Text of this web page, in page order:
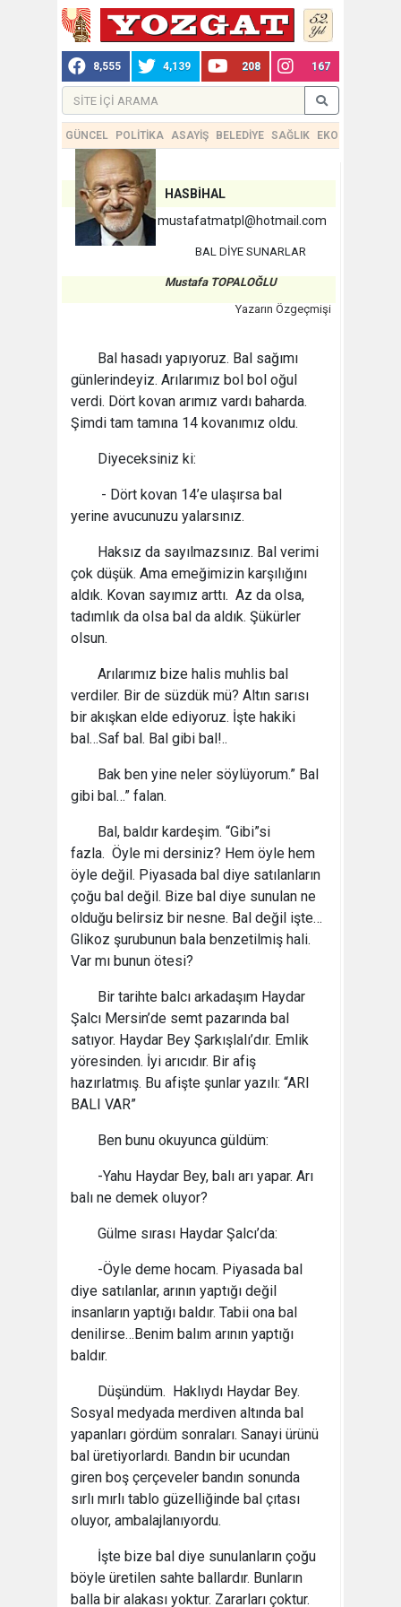
8,555 4,139 208 167
GÜNCEL POLİTİKA ASAYİŞ BELEDİYE SAĞLIK EKONOMİ
HASBİHAL
mustafatmatpl@hotmail.com
BAL DİYE SUNARLAR
Mustafa TOPALOĞLU
Yazarın Özgeçmişi
Bal hasadı yapıyoruz. Bal sağımı
günlerindeyiz. Arılarımız bol bol oğul
verdi. Dört kovan arımız vardı baharda.
Şimdi tam tamına 14 kovanımız oldu.
Diyeceksiniz ki:
- Dört kovan 14’e ulaşırsa bal
yerine avucunuzu yalarsınız.
Haksız da sayılmazsınız. Bal verimi
çok düşük. Ama emeğimizin karşılığını
aldık. Kovan sayımız arttı. Az da olsa,
tadımlık da olsa bal da aldık. Şükürler
olsun.
Arılarımız bize halis muhlis bal
verdiler. Bir de süzdük mü? Altın sarısı
bir akışkan elde ediyoruz. İşte hakiki
bal…Saf bal. Bal gibi bal!..
Bak ben yine neler söylüyorum.” Bal
gibi bal…” falan.
Bal, baldır kardeşim. “Gibi”si
fazla. Öyle mi dersiniz? Hem öyle hem
öyle değil. Piyasada bal diye satılanların
çoğu bal değil. Bize bal diye sunulan ne
olduğu belirsiz bir nesne. Bal değil işte…
Glikoz şurubunun bala benzetilmiş hali.
Var mı bunun ötesi?
Bir tarihte balcı arkadaşım Haydar
Şalcı Mersin’de semt pazarında bal
satıyor. Haydar Bey Şarkışlalı’dır. Emlik
yöresinden. İyi arıcıdır. Bir afiş
hazırlatmış. Bu afişte şunlar yazılı: “ARI
BALI VAR”
Ben bunu okuyunca güldüm:
-Yahu Haydar Bey, balı arı yapar. Arı
balı ne demek oluyor?
Gülme sırası Haydar Şalcı’da:
-Öyle deme hocam. Piyasada bal
diye satılanlar, arının yaptığı değil
insanların yaptığı baldır. Tabii ona bal
denilirse…Benim balım arının yaptığı
baldır.
Düşündüm. Haklıydı Haydar Bey.
Sosyal medyada merdiven altında bal
yapanları gördüm sonraları. Sanayi ürünü
bal üretiyorlardı. Bandın bir ucundan
giren boş çerçeveler bandın sonunda
sırlı mırlı tablo güzelliğinde bal çıtası
oluyor, ambalajlanıyordu.
İşte bize bal diye sunulanların çoğu
böyle üretilen sahte ballardır. Bunların
balla bir alakası yoktur. Zararları çoktur.